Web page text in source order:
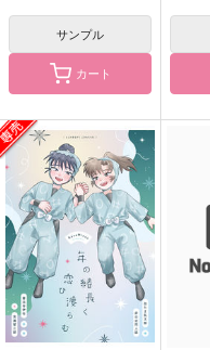
サンプル
カート